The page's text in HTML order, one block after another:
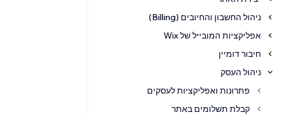
ניהול החשבון והחיובים (Billing)
אפליקציות המובייל של Wix
חיבור דומיין
ניהול העסק
פתרונות ואפליקציות לעסקים
קבלת תשלומים באתר